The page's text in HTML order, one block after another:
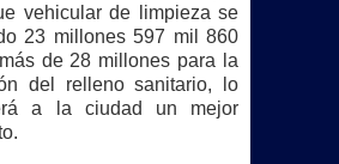
vehicular de limpieza se
23 millones 597 mil 860
de 28 millones para la
del relleno sanitario, lo
a la ciudad un mejor